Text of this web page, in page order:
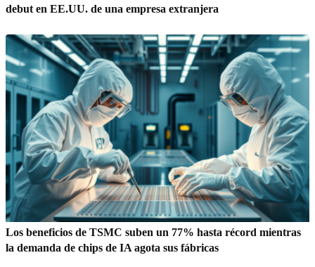
debut en EE.UU. de una empresa extranjera
Los beneficios de TSMC suben un 77% hasta récord mientras
la demanda de chips de IA agota sus fábricas